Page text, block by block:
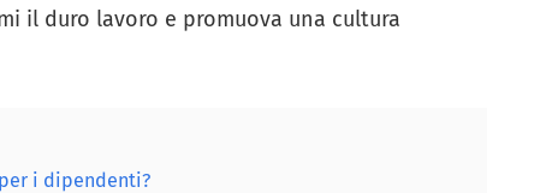
il duro lavoro e promuova una cultura
i dipendenti?